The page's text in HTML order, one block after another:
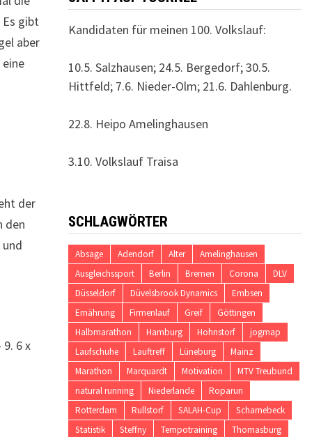
Es gibt
aber
der
den
9. 6 x
Kandidaten für meinen 100. Volkslauf:
10.5. Salzhausen; 24.5. Bergedorf; 30.5.
Hittfeld; 7.6. Nieder-Olm; 21.6. Dahlenburg.
22.8. Heipo Amelinghausen
3.10. Volkslauf Traisa
SCHLAGWÖRTER
Absage Adendorf Alter
Amelinghausen
Ausgleichssport
Berlin Bremen Corona
DLV
Düsseldorf
Düvelsbrook Dynamics
Embsen
Ernährung
Firmenlauf Greif
Göttingen
Halbmarathon
Hamburg Hohnstorf
jogmap
Laufschuhe
Lauftreff Lüneburg
Mainz
Marathon
Marquardt Motivation
MTV Treubund
natural running
Niederlande
Roparun
Rotterdam
Rullstorf SALAH-Cup
Scharnebeck
Statistik
Steffny Tempotraining
Thomasburg